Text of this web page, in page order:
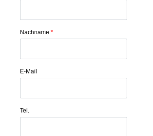
Nachname *
E-Mail
Tel.